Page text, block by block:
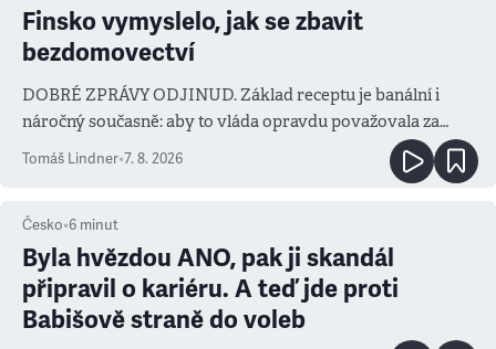
Finsko vymyslelo, jak se zbavit
bezdomovectví
DOBRÉ ZPRÁVY ODJINUD. Základ receptu je banální i
náročný současně: aby to vláda opravdu považovala za
prioritu
Tomáš Lindner•7. 8. 2026
Česko•6 minut
Byla hvězdou ANO, pak ji skandál
připravil o kariéru. A teď jde proti
Babišově straně do voleb